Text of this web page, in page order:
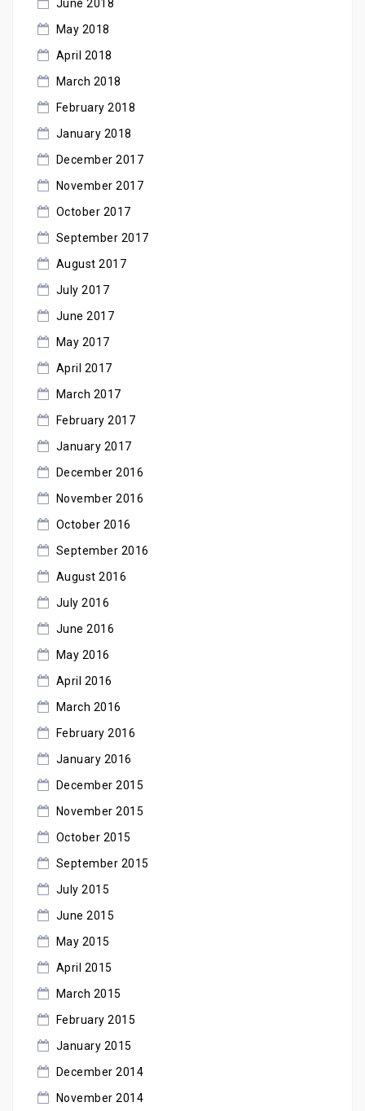
June 2018
May 2018
April 2018
March 2018
February 2018
January 2018
December 2017
November 2017
October 2017
September 2017
August 2017
July 2017
June 2017
May 2017
April 2017
March 2017
February 2017
January 2017
December 2016
November 2016
October 2016
September 2016
August 2016
July 2016
June 2016
May 2016
April 2016
March 2016
February 2016
January 2016
December 2015
November 2015
October 2015
September 2015
July 2015
June 2015
May 2015
April 2015
March 2015
February 2015
January 2015
December 2014
November 2014